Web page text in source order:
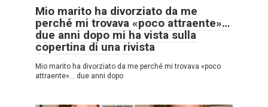
Mio marito ha divorziato da me
perché mi trovava «poco attraente»…
due anni dopo mi ha vista sulla
copertina di una rivista
Mio marito ha divorziato da me perché mi trovava «poco
attraente»… due anni dopo